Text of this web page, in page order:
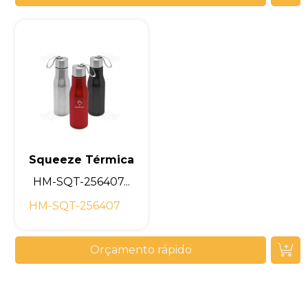
Squeeze Térmica
HM-SQT-256407...
HM-SQT-256407
Orçamento rápido